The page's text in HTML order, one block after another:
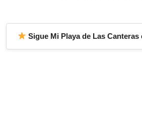
Sigue Mi Playa de Las